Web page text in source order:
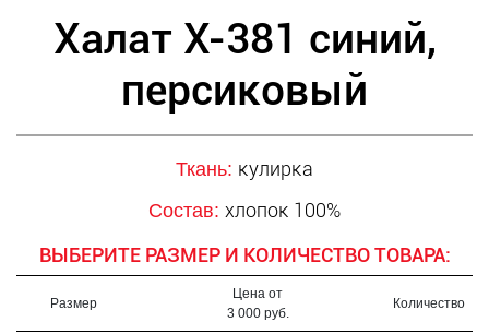
Халат Х-381 синий,
персиковый
Ткань: кулирка
Состав: хлопок 100%
ВЫБЕРИТЕ РАЗМЕР И КОЛИЧЕСТВО ТОВАРА:
Размер
Цена от
3 000 руб.
Количество